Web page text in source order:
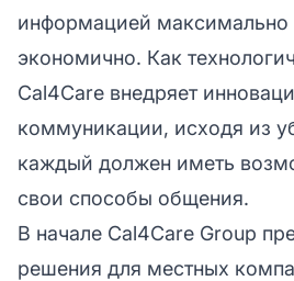
информацией максимально
экономично. Как
Cal4Care внедряет
коммуникации, исходя из
каждый должен иметь
свои способы общения.
В начале Cal4Care Group
решения для местных